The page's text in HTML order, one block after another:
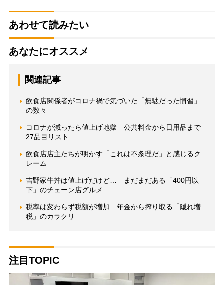
あわせて読みたい
あなたにオススメ
関連記事
飲食店関係者がコロナ禍で気づいた「無駄だった慣習」
の数々
コロナが減ったら値上げ地獄 公共料金から日用品まで
27品目リスト
飲食店店主たちが明かす「これは不条理だ」と感じるク
レーム
吉野家牛丼は値上げだけど… まだまだある「400円以
下」のチェーン店グルメ
税率は変わらず税額が増加 年金から搾り取る「隠れ増
税」のカラクリ
注目TOPIC